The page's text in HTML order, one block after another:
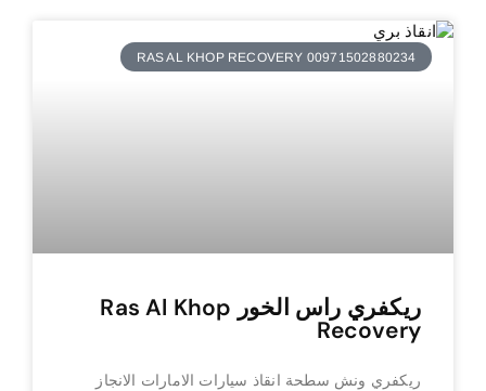
RAS AL KHOP RECOVERY 00971502880234
ريكفري راس الخور Ras Al Khop
Recovery
ريكفري ونش سطحة انقاذ سيارات الامارات الانجاز